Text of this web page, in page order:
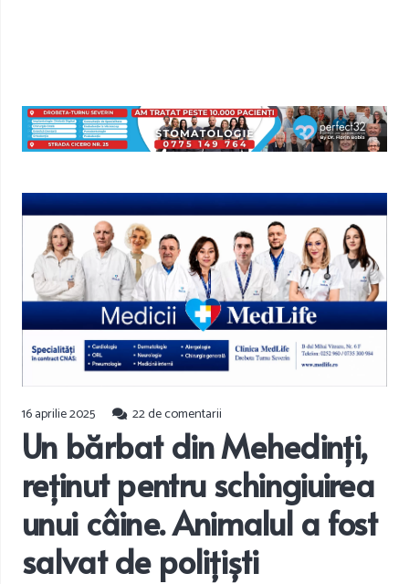
16 aprilie 2025 22de comentarii
Un bărbat din Mehedinți,
reținut pentru schingiuirea
unui câine. Animalul a fost
salvat de polițiști